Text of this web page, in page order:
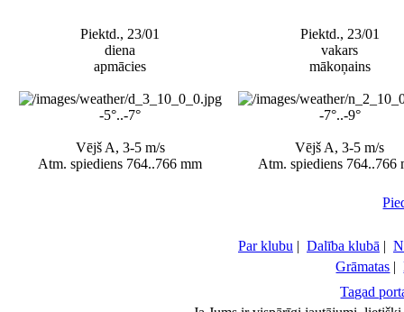
Piektd., 23/01
diena
apmācies
-5°..-7°
Vējš A, 3-5 m/s
Atm. spiediens 764..766 mm
Piektd., 23/01
vakars
mākoņains
-7°..-9°
Vējš A, 3-5 m/s
Atm. spiediens 764..766
Par klubu | Dalība klubā |
Grāmatas |
Tagad